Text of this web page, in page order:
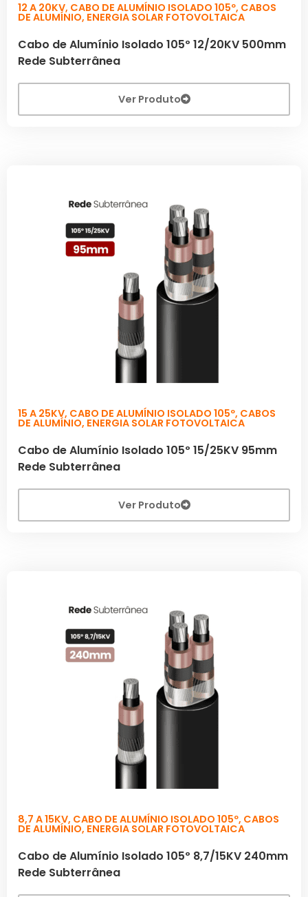
12 A 20KV, CABO DE ALUMÍNIO ISOLADO 105º, CABOS
DE ALUMÍNIO, ENERGIA SOLAR FOTOVOLTAICA
Cabo de Alumínio Isolado 105º 12/20KV 500mm
Rede Subterrânea
Ver Produto
15 A 25KV, CABO DE ALUMÍNIO ISOLADO 105º, CABOS
DE ALUMÍNIO, ENERGIA SOLAR FOTOVOLTAICA
Cabo de Alumínio Isolado 105º 15/25KV 95mm
Rede Subterrânea
Ver Produto
8,7 A 15KV, CABO DE ALUMÍNIO ISOLADO 105º, CABOS
DE ALUMÍNIO, ENERGIA SOLAR FOTOVOLTAICA
Cabo de Alumínio Isolado 105º 8,7/15KV 240mm
Rede Subterrânea